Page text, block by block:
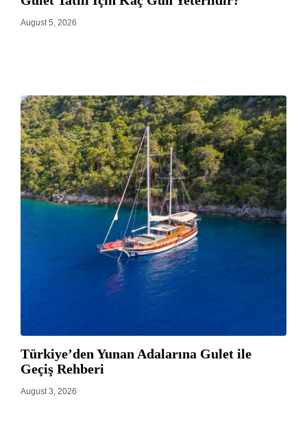
August 5, 2026
Türkiye’den Yunan Adalarına Gulet ile
Geçiş Rehberi
August 3, 2026